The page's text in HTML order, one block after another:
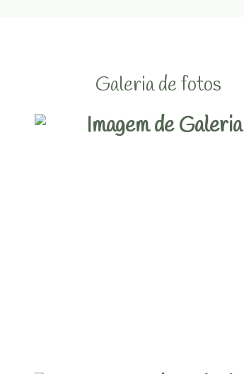
Galeria de fotos